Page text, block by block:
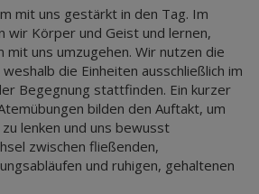
mit uns gestärkt in den Tag. Im
wir Körper und Geist und lernen,
mit uns umzugehen. Wir nutzen die
die Einheiten ausschließlich im
Begegnung stattfinden. Ein kurzer
bilden den Auftakt, um
zu lenken und uns bewusst
zwischen fließenden,
und ruhigen, gehaltenen